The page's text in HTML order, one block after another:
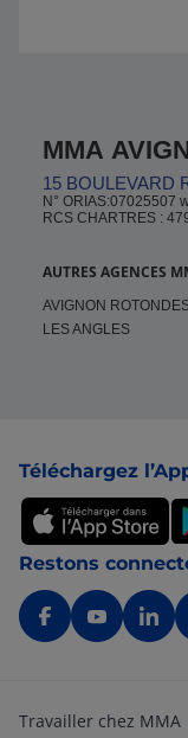
MMA
15 BOULEVARD
N° ORIAS:07025507
RCS CHARTRES :
AUTRES AGENCES
AVIGNON
LES ANGLES
Téléchargez
Restons
Travailler chez MMA